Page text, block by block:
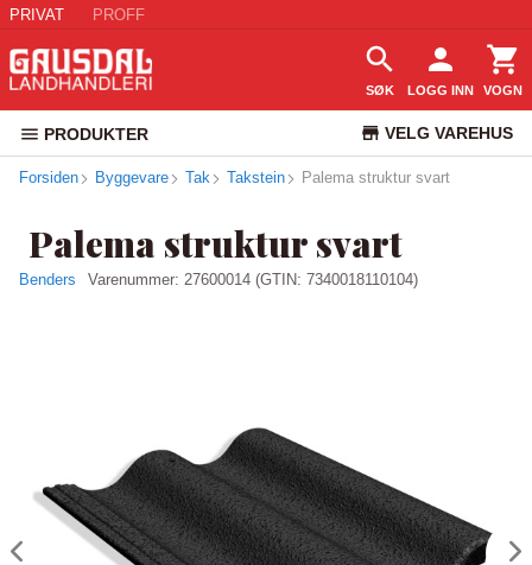
PRIVAT PROFF
SØK LOGG INN VOGN
PRODUKTER VELG VAREHUS
KUNDESERVICE
Forsiden Byggevare Tak Takstein Palema struktur svart
Palema struktur svart
Benders Varenummer: 27600014 (GTIN: 7340018110104)